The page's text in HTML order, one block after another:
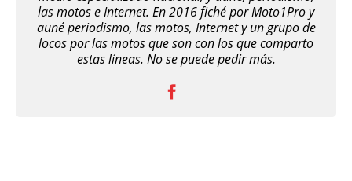
las motos e Internet. En 2016 fiché por Moto1Pro y
auné periodismo, las motos, Internet y un grupo de
locos por las motos que son con los que comparto
estas líneas. No se puede pedir más.